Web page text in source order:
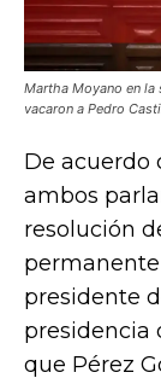
Martha Moyano en
vacaron a Pedro
De acuerdo
ambos
resolución
presidente
presidencia
que Pérez